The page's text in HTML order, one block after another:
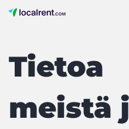
Tietoa
meistä